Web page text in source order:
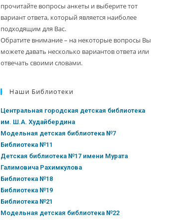
прочитайте вопросы анкеты и выберите тот
вариант ответа, который является наиболее
подходящим для Вас.
Обратите внимание – на некоторые вопросы Вы
можете давать несколько вариантов ответа или
отвечать своими словами.
Наши Библиотеки
Центральная городская детская библиотека
им. Ш.А. Худайбердина
Модельная детская библиотека №7
Библиотека №11
Детская библиотека №17 имени Мурата
Галимовича Рахимкулова
Библиотека №18
Библиотека №19
Библиотека №21
Модельная детская библиотека №22